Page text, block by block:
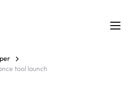
tool launch